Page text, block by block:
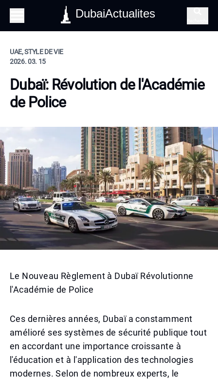
DubaiActualites
UAE, STYLE DE VIE
2026. 03. 15
Dubaï: Révolution de l'Académie
de Police
Le Nouveau Règlement à Dubaï Révolutionne
l'Académie de Police
Ces dernières années, Dubaï a constamment
amélioré ses systèmes de sécurité publique tout
en accordant une importance croissante à
l'éducation et à l'application des technologies
modernes. Selon de nombreux experts, le